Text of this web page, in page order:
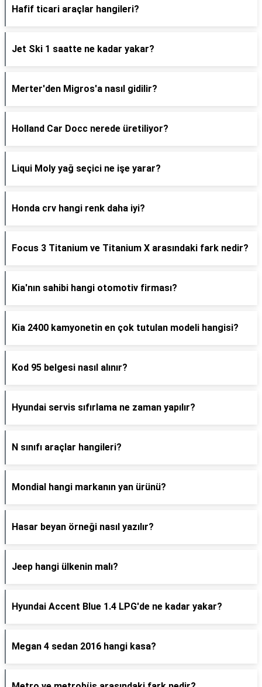
Hafif ticari araçlar hangileri?
Jet Ski 1 saatte ne kadar yakar?
Merter'den Migros'a nasıl gidilir?
Holland Car Docc nerede üretiliyor?
Liqui Moly yağ seçici ne işe yarar?
Honda crv hangi renk daha iyi?
Focus 3 Titanium ve Titanium X arasındaki fark nedir?
Kia'nın sahibi hangi otomotiv firması?
Kia 2400 kamyonetin en çok tutulan modeli hangisi?
Kod 95 belgesi nasıl alınır?
Hyundai servis sıfırlama ne zaman yapılır?
N sınıfı araçlar hangileri?
Mondial hangi markanın yan ürünü?
Hasar beyan örneği nasıl yazılır?
Jeep hangi ülkenin malı?
Hyundai Accent Blue 1.4 LPG'de ne kadar yakar?
Megan 4 sedan 2016 hangi kasa?